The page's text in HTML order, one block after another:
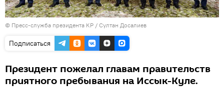
© Пресс-служба президента КР / Султан Досалиев
Подписаться
Президент пожелал главам правительств
приятного пребывания на Иссык-Куле.